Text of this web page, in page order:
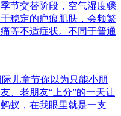
节交替阶段，空气湿度骤
稳定的疤痕肌肤，会频繁
等不适症状。不同于普通
儿童节你以为只能小朋
、老朋友“上分”的一天让
蚁，在我眼里就是一支